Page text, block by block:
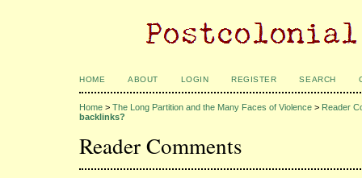
HOME ABOUT LOGIN REGISTER SEARCH
Home > The Long Partition and the Many Faces of Violence > Reader
backlinks?
Reader Comments